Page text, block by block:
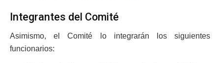
Integrantes del Comité
Asimismo, el Comité lo integrarán los siguientes
funcionarios: